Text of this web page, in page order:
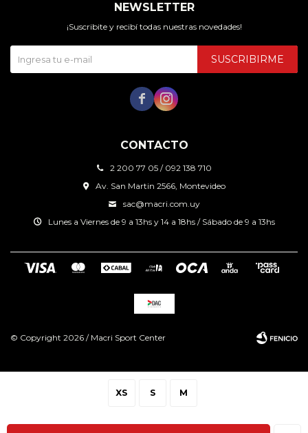
XS S M
CONTACTO
2 200 77 05 / 092 138 710
Av. San Martin 2566, Montevideo
sac@macri.com.uy
Lunes a Viernes de 9 a 13hs y 14 a 18hs / Sábado de 9 a 13hs
NEWSLETTER
¡Suscribite y recibí todas nuestras novedades!
SUSCRIBIRME
 
© Copyright 2026 / Macri Sport Center